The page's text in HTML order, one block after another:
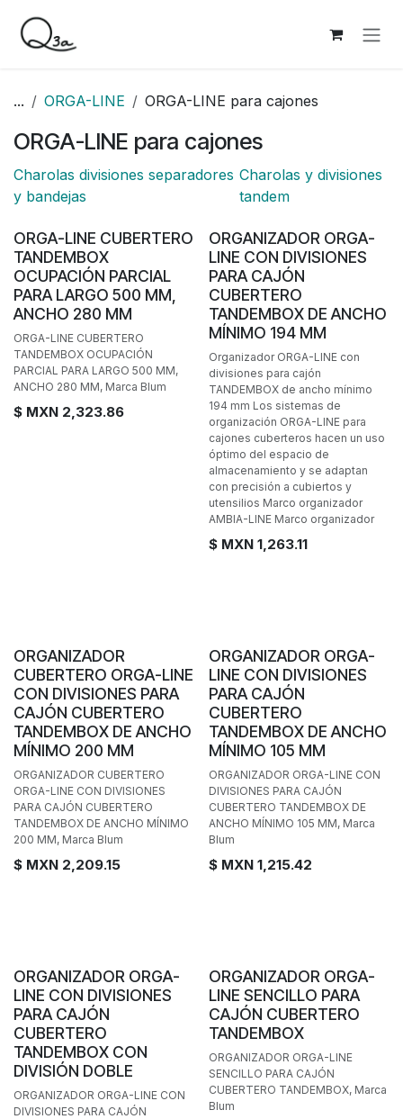
... ORGA-LINE ORGA-LINE para cajones
ORGA-LINE para cajones
Charolas divisiones separadores
y bandejas
Charolas y divisiones
tandem
ORGA-LINE CUBERTERO
TANDEMBOX
OCUPACIÓN PARCIAL
PARA LARGO 500 MM,
ANCHO 280 MM
ORGA-LINE CUBERTERO
TANDEMBOX OCUPACIÓN
PARCIAL PARA LARGO 500 MM,
ANCHO 280 MM, Marca Blum
$ MXN 2,323.86
ORGANIZADOR ORGA-
LINE CON DIVISIONES
PARA CAJÓN
CUBERTERO
TANDEMBOX DE ANCHO
MÍNIMO 194 MM
Organizador ORGA-LINE con
divisiones para cajón
TANDEMBOX de ancho mínimo
194 mm Los sistemas de
organización ORGA-LINE para
cajones cuberteros hacen un uso
óptimo del espacio de
almacenamiento y se adaptan
con precisión a cubiertos y
utensilios Marco organizador
AMBIA-LINE Marco organizador
$ MXN 1,263.11
ORGANIZADOR
CUBERTERO ORGA-LINE
CON DIVISIONES PARA
CAJÓN CUBERTERO
TANDEMBOX DE ANCHO
MÍNIMO 200 MM
ORGANIZADOR CUBERTERO
ORGA-LINE CON DIVISIONES
PARA CAJÓN CUBERTERO
TANDEMBOX DE ANCHO MÍNIMO
200 MM, Marca Blum
$ MXN 2,209.15
ORGANIZADOR ORGA-
LINE CON DIVISIONES
PARA CAJÓN
CUBERTERO
TANDEMBOX DE ANCHO
MÍNIMO 105 MM
ORGANIZADOR ORGA-LINE CON
DIVISIONES PARA CAJÓN
CUBERTERO TANDEMBOX DE
ANCHO MÍNIMO 105 MM, Marca
Blum
$ MXN 1,215.42
Personalizable
ORGANIZADOR ORGA-
LINE CON DIVISIONES
PARA CAJÓN
CUBERTERO
TANDEMBOX CON
DIVISIÓN DOBLE
ORGANIZADOR ORGA-LINE CON
DIVISIONES PARA CAJÓN
Personalizable
ORGANIZADOR ORGA-
LINE SENCILLO PARA
CAJÓN CUBERTERO
TANDEMBOX
ORGANIZADOR ORGA-LINE
SENCILLO PARA CAJÓN
CUBERTERO TANDEMBOX, Marca
Blum